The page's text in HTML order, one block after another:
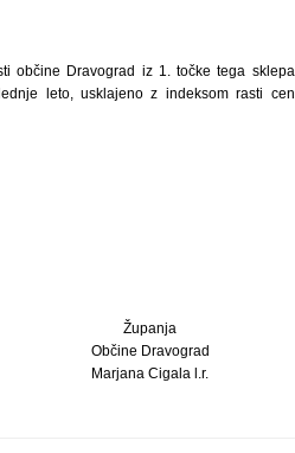
občine Dravograd iz 1. točke tega sklepa
leto, usklajeno z indeksom rasti cen
Županja
Občine Dravograd
Marjana Cigala l.r.